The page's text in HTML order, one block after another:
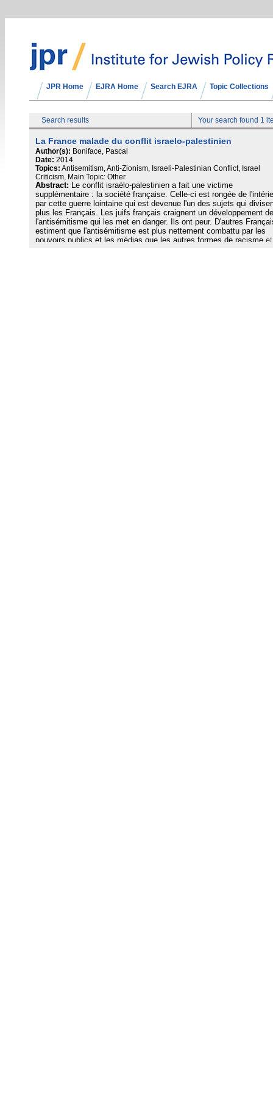
JPR Home EJRA Home Search EJRA Topic Collections
Search results Your search found 1
La France malade du conflit israelo-palestinien
Author(s): Boniface, Pascal
Date: 2014
Topics: Antisemitism, Anti-Zionism, Israeli-Palestinian Conflict, Israel
Criticism, Main Topic: Other
Abstract: Le conflit israélo-palestinien a fait une victime
supplémentaire : la société française. Celle-ci est rongée de
par cette guerre lointaine qui est devenue l'un des sujets qui
plus les Français. Les juifs français craignent un développement de
l'antisémitisme qui les met en danger. Ils ont peur. D'autres
estiment que l'antisémitisme est plus nettement combattu par les
pouvoirs publics et les médias que les autres formes de racisme